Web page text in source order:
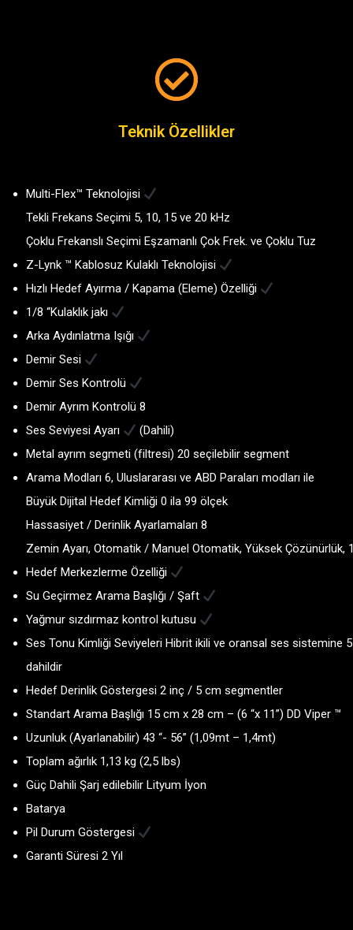
Teknik Özellikler
Multi-Flex™ Teknolojisi
Tekli Frekans Seçimi 5, 10, 15 ve 20 kHz
Çoklu Frekanslı Seçimi Eşzamanlı Çok Frek. ve Çoklu Tuz
Z-Lynk ™ Kablosuz Kulaklı Teknolojisi
Hızlı Hedef Ayırma / Kapama (Eleme) Özelliği
1/8 “Kulaklık jakı
Arka Aydınlatma Işığı
Demir Sesi
Demir Ses Kontrolü
Demir Ayrım Kontrolü 8
Ses Seviyesi Ayarı
(Dahili)
Metal ayrım segmeti (filtresi) 20 seçilebilir segment
Arama Modları 6, Uluslararası ve ABD Paraları modları ile
Büyük Dijital Hedef Kimliği 0 ila 99 ölçek
Hassasiyet / Derinlik Ayarlamaları 8
Zemin Ayarı, Otomatik / Manuel Otomatik, Yüksek Çözünürlük,
Hedef Merkezlerme Özelliği
Su Geçirmez Arama Başlığı / Şaft
Yağmur sızdırmaz kontrol kutusu
Ses Tonu Kimliği Seviyeleri Hibrit ikili ve oransal ses sistemine
dahildir
Hedef Derinlik Göstergesi 2 inç / 5 cm segmentler
Standart Arama Başlığı 15 cm x 28 cm – (6 “x 11”) DD Viper ™
Uzunluk (Ayarlanabilir) 43 “- 56” (1,09mt – 1,4mt)
Toplam ağırlık 1,13 kg (2,5 lbs)
Güç Dahili Şarj edilebilir Lityum İyon
Batarya
Pil Durum Göstergesi
Garanti Süresi 2 Yıl